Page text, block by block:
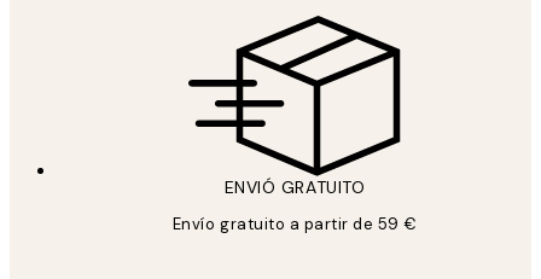
ENVIÓ GRATUITO
Envío gratuito a partir de 59 €